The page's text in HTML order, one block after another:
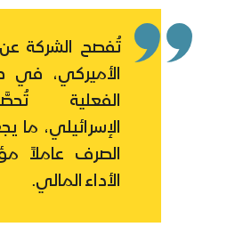
تُفصح الشركة عن
الأميركي، في
الفعلية
الإسرائيلي، ما
الصرف عاملاً
الأداء المالي.